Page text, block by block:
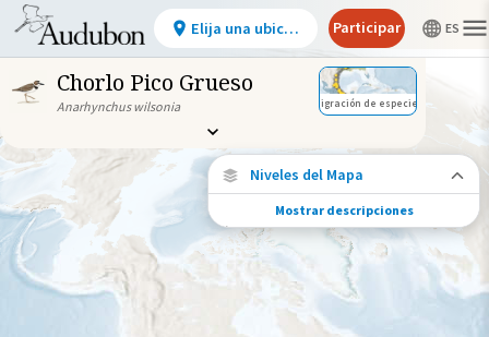
Chorlo Pico Grueso
Anarhynchus wilsonia Migración de especies
Niveles del Mapa
Conexiones de especies
Elija cualquier ubicación en el mapa para
ver dónde más se han vuelto a encontrar
aves marcadas de esta especie.
Ubicaciones con disponibilidad
Mostrar descripciones
Elija una ubicación Participar